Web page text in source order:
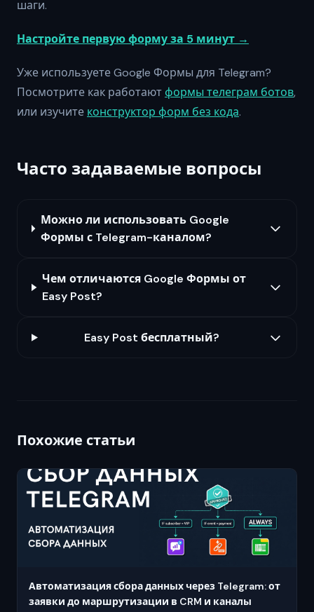
шаги.
Настройте первую форму за 5 минут →
Уже используете Google Формы для Telegram?
Посмотрите как работают формы телеграм ботов,
или изучите конструктор форм без кода.
Часто задаваемые вопросы
Можно ли использовать Google
Формы с Telegram-каналом?
Чем отличаются Google Формы от
Easy Post?
Easy Post бесплатный?
Похожие статьи
Автоматизация сбора данных через Telegram: от
заявки до маршрутизации в CRM и каналы